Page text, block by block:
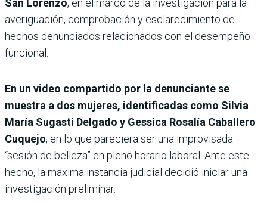
San Lorenzo, en el marco de la investigación para la
averiguación, comprobación y esclarecimiento de
hechos denunciados relacionados con el desempeño
funcional.
En un video compartido por la denunciante se
muestra a dos mujeres, identificadas como Silvia
María Sugasti Delgado y Gessica Rosalía Caballero
Cuquejo, en lo que pareciera ser una improvisada
“sesión de belleza” en pleno horario laboral. Ante este
hecho, la máxima instancia judicial decidió iniciar una
investigación preliminar.